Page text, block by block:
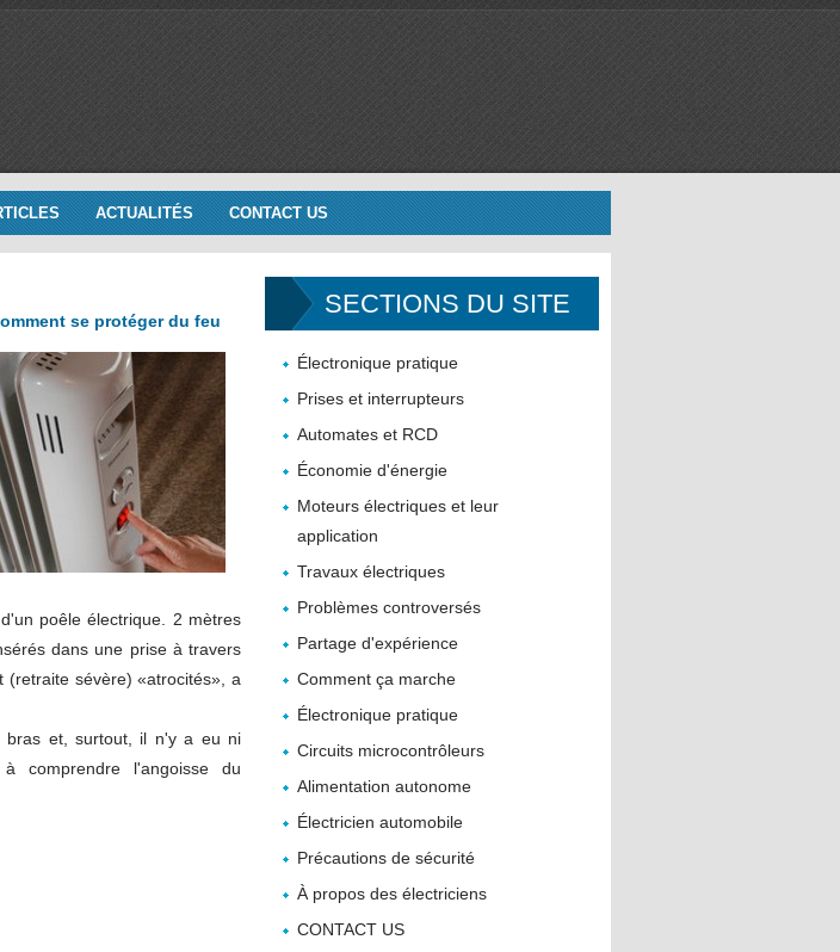
ACTUALITÉS CONTACT US
se protéger du feu
poêle électrique. 2 mètres
dans une prise à travers
sévère) «atrocités», a
bras et, surtout, il n'y a eu ni
comprendre l'angoisse du
SECTIONS DU SITE
Électronique pratique
Prises et interrupteurs
Automates et RCD
Économie d'énergie
Moteurs électriques et leur
application
Travaux électriques
Problèmes controversés
Partage d'expérience
Comment ça marche
Électronique pratique
Circuits microcontrôleurs
Alimentation autonome
Électricien automobile
Précautions de sécurité
À propos des électriciens
CONTACT US